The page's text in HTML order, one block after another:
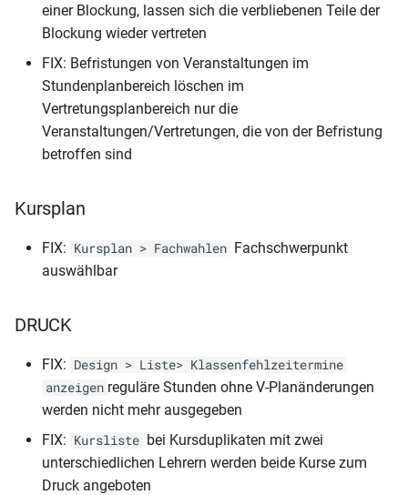
einer Blockung, lassen sich die verbliebenen Teile der
Blockung wieder vertreten
FIX: Befristungen von Veranstaltungen im
Stundenplanbereich löschen im
Vertretungsplanbereich nur die
Veranstaltungen/Vertretungen, die von der Befristung
betroffen sind
Kursplan
FIX: Kursplan > Fachwahlen Fachschwerpunkt
auswählbar
DRUCK
FIX: Design > Liste> Klassenfehlzeitermine
anzeigen reguläre Stunden ohne V-Planänderungen
werden nicht mehr ausgegeben
FIX: Kursliste bei Kursduplikaten mit zwei
unterschiedlichen Lehrern werden beide Kurse zum
Druck angeboten